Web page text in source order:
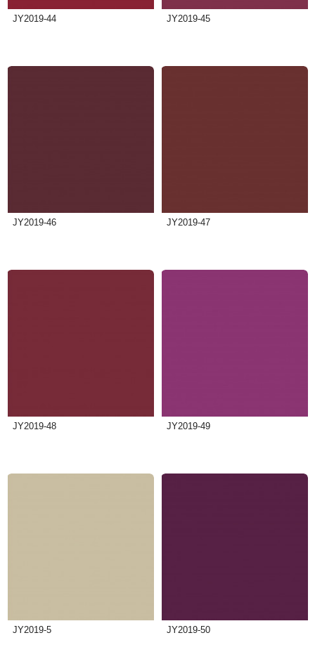
JY2019-44 JY2019-45
JY2019-46 JY2019-47
JY2019-48 JY2019-49
JY2019-5 JY2019-50